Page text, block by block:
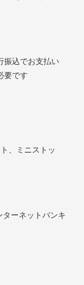
振込でお支払い
要です
、ミニストッ
ーネットバンキ